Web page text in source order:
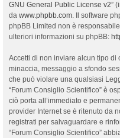
GNU General Public License v2”
da www.phpbb.com. Il software
phpBB Limited non è
ulteriori informazioni su phpBB:
Accetti di non inviare alcun tipo di
minaccia, messaggio a sfondo
che può violare una qualsiasi
“Forum Consiglio Scientifico” è
ciò porta all’immediato e
provider Internet se è ritenuto da
registrati per salvaguardare e
“Forum Consiglio Scientifico”